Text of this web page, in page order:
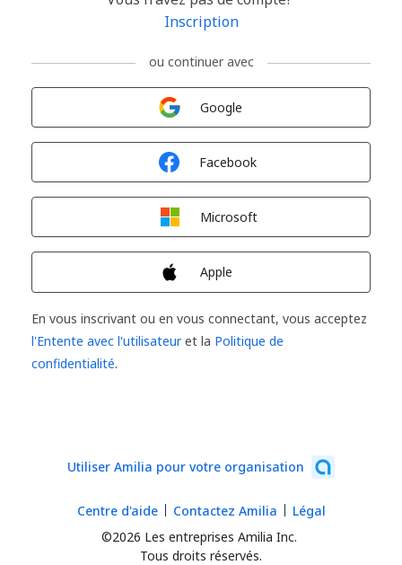
Inscription
ou continuer avec
Google
Facebook
Microsoft
Apple
En vous inscrivant ou en vous connectant, vous acceptez
l'Entente avec l'utilisateuret la Politique de
confidentialité.
Utiliser Amilia pour votre organisation
©2026 Les entreprises Amilia Inc.
Tous droits réservés.
Centre d'aide Contactez Amilia Légal